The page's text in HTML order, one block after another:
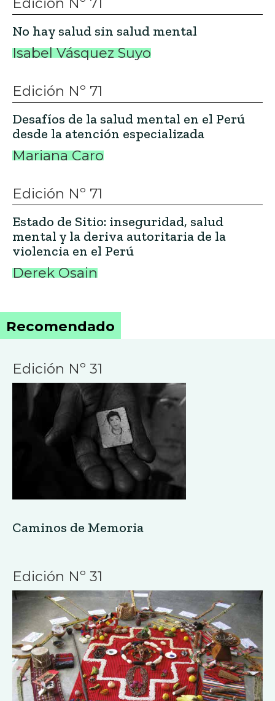
No hay salud sin salud mental
Isabel Vásquez Suyo
Edición Nº 71
Desafíos de la salud mental en el Perú
desde la atención especializada
Mariana Caro
Edición Nº 71
Estado de Sitio: inseguridad, salud
mental y la deriva autoritaria de la
violencia en el Perú
Derek Osain
Recomendado
Edición Nº 31
Caminos de Memoria
Edición Nº 31